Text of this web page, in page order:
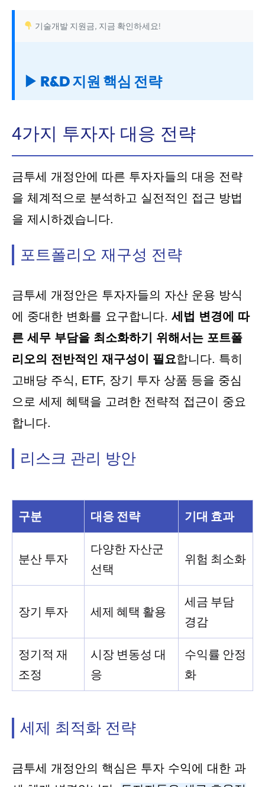
기술개발 지원금, 지금 확인하세요!
▶ R&D 지원 핵심 전략
4가지 투자자 대응 전략
금투세 개정안에 따른 투자자들의 대응 전략
을 체계적으로 분석하고 실전적인 접근 방법
을 제시하겠습니다.
포트폴리오 재구성 전략
금투세 개정안은 투자자들의 자산 운용 방식
에 중대한 변화를 요구합니다. 세법 변경에 따
른 세무 부담을 최소화하기 위해서는 포트폴
리오의 전반적인 재구성이 필요합니다. 특히
고배당 주식, ETF, 장기 투자 상품 등을 중심
으로 세제 혜택을 고려한 전략적 접근이 중요
합니다.
리스크 관리 방안
구분 대응 전략 기대 효과
분산 투자
다양한 자산군
선택
위험 최소화
장기 투자 세제 혜택 활용
세금 부담
경감
정기적 재
조정
시장 변동성 대
응
수익률 안정
화
세제 최적화 전략
금투세 개정안의 핵심은 투자 수익에 대한 과